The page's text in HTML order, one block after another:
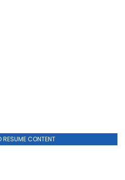
RESUME CONTENT